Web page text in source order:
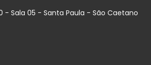
- Sala 05 - Santa Paula - São Caetano